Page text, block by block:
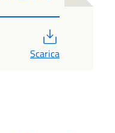
Scarica